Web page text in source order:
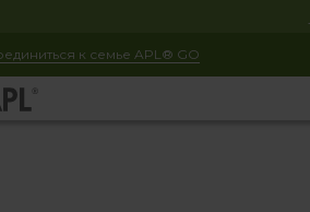
к семье APL® GO